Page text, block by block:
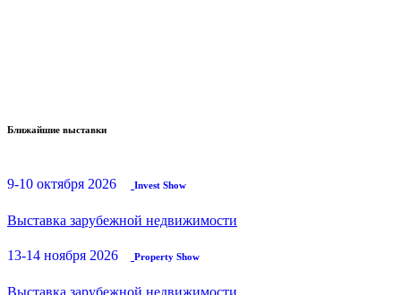
Ближайшие выставки
9-10 октября 2026 Invest Show
Выставка зарубежной недвижимости
13-14 ноября 2026 Property Show